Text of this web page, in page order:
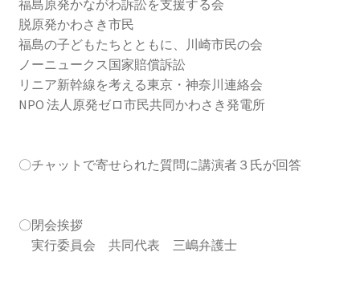
2026.3.15 第１５回原発ゼロへのカウントダウンinか
わさき集会開催
ギャラリー
ギャラリー_2024.3.10
ギャラリー_2026.3.15
福島原発かながわ訴訟を支援する会
脱原発かわさき市民
福島の子どもたちとともに、川崎市民の会
ノーニュークス国家賠償訴訟
リニア新幹線を考える東京・神奈川連絡会
NPO 法人原発ゼロ市民共同かわさき発電所
〇チャットで寄せられた質問に講演者３氏が回答
〇閉会挨拶
実行委員会 共同代表 三嶋弁護士